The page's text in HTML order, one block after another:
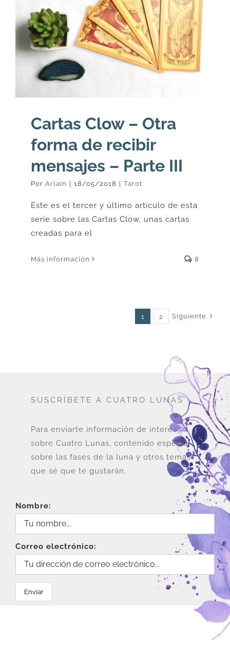
Cartas Clow – Otra
forma de recibir
mensajes – Parte III
Por Arlain | 18/05/2018 | Tarot
Este es el tercer y último artículo de esta
serie sobre las Cartas Clow, unas cartas
creadas para el
Más información 8
1 2 Siguiente
SUSCRÍBETE A CUATRO LUNAS
Para enviarte información de interés
sobre Cuatro Lunas, contenido especial
sobre las fases de la luna y otros temas
que sé que te gustarán.
Nombre:
Correo electrónico: